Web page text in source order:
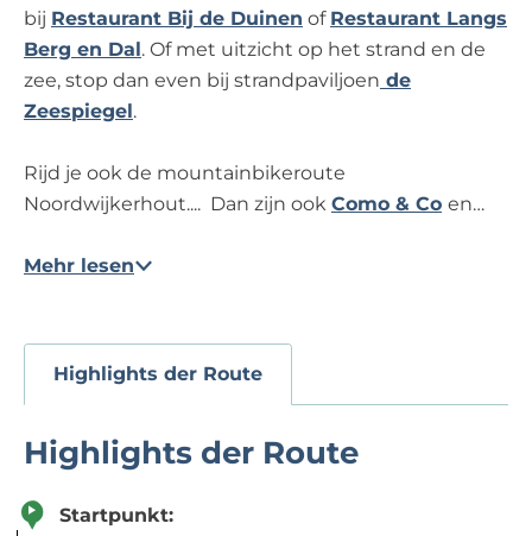
bij Restaurant Bij de Duinen of Restaurant Langs
Berg en Dal. Of met uitzicht op het strand en de
zee, stop dan even bij strandpaviljoen de
Zeespiegel.
Rijd je ook de mountainbikeroute
Noordwijkerhout.... Dan zijn ook Como & Co en…
Mehr lesen
Highlights der Route
Highlights der Route
Startpunkt: